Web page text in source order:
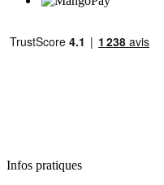
Infos pratiques